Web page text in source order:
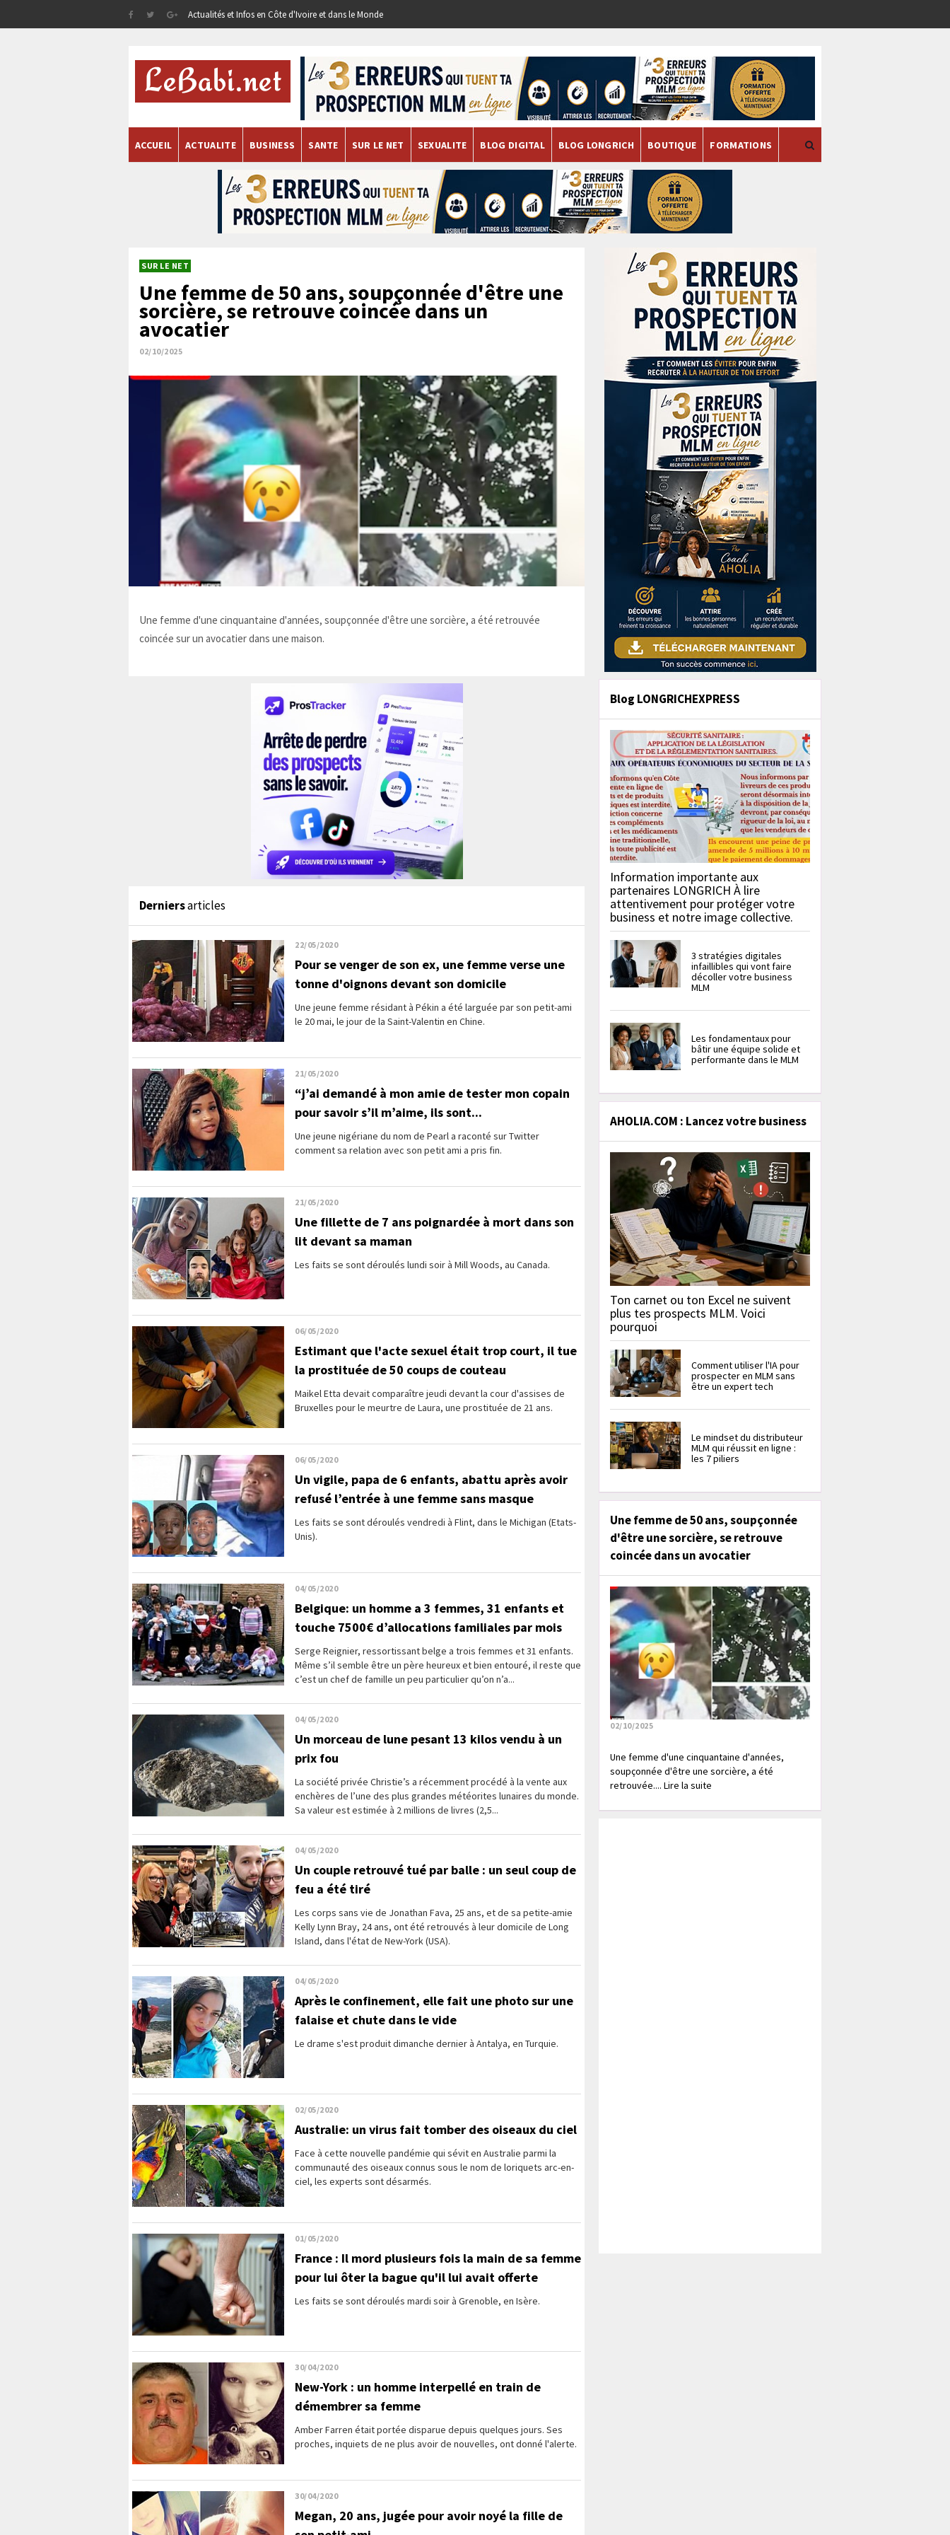
Actualités et Infos en Côte d'Ivoire et dans le Monde
ACCUEIL ACTUALITE BUSINESS SANTE SUR LE NET SEXUALITE BLOG DIGITAL BLOG LONGRICH BOUTIQUE FORMATIONS
SUR LE NET
Une femme de 50 ans, soupçonnée d'être une
sorcière, se retrouve coincée dans un
avocatier
02/10/2025
Une femme d'une cinquantaine d'années, soupçonnée d'être une sorcière, a été retrouvée
coincée sur un avocatier dans une maison.
Derniersarticles
22/05/2020
Pour se venger de son ex, une femme verse une
tonne d'oignons devant son domicile
Une jeune femme résidant à Pékin a été larguée par son petit-ami
le 20 mai, le jour de la Saint-Valentin en Chine.
21/05/2020
“j’ai demandé à mon amie de tester mon copain
pour savoir s’il m’aime, ils sont...
Une jeune nigériane du nom de Pearl a raconté sur Twitter
comment sa relation avec son petit ami a pris fin.
21/05/2020
Une fillette de 7 ans poignardée à mort dans son
lit devant sa maman
Les faits se sont déroulés lundi soir à Mill Woods, au Canada.
06/05/2020
Estimant que l'acte sexuel était trop court, il tue
la prostituée de 50 coups de couteau
Maikel Etta devait comparaître jeudi devant la cour d'assises de
Bruxelles pour le meurtre de Laura, une prostituée de 21 ans.
06/05/2020
Un vigile, papa de 6 enfants, abattu après avoir
refusé l’entrée à une femme sans masque
Les faits se sont déroulés vendredi à Flint, dans le Michigan (Etats-
Unis).
04/05/2020
Belgique: un homme a 3 femmes, 31 enfants et
touche 7500€ d’allocations familiales par mois
Serge Reignier, ressortissant belge a trois femmes et 31 enfants.
Même s’il semble être un père heureux et bien entouré, il reste que
c’est un chef de famille un peu particulier qu’on n’a...
04/05/2020
Un morceau de lune pesant 13 kilos vendu à un
prix fou
La société privée Christie’s a récemment procédé à la vente aux
enchères de l’une des plus grandes météorites lunaires du monde.
Sa valeur est estimée à 2 millions de livres (2,5...
04/05/2020
Un couple retrouvé tué par balle : un seul coup de
feu a été tiré
Les corps sans vie de Jonathan Fava, 25 ans, et de sa petite-amie
Kelly Lynn Bray, 24 ans, ont été retrouvés à leur domicile de Long
Island, dans l'état de New-York (USA).
04/05/2020
Après le confinement, elle fait une photo sur une
falaise et chute dans le vide
Le drame s'est produit dimanche dernier à Antalya, en Turquie.
02/05/2020
Australie: un virus fait tomber des oiseaux du ciel
Face à cette nouvelle pandémie qui sévit en Australie parmi la
communauté des oiseaux connus sous le nom de loriquets arc-en-
ciel, les experts sont désarmés.
01/05/2020
France : Il mord plusieurs fois la main de sa femme
pour lui ôter la bague qu'il lui avait offerte
Les faits se sont déroulés mardi soir à Grenoble, en Isère.
30/04/2020
New-York : un homme interpellé en train de
démembrer sa femme
Amber Farren était portée disparue depuis quelques jours. Ses
proches, inquiets de ne plus avoir de nouvelles, ont donné l'alerte.
30/04/2020
Megan, 20 ans, jugée pour avoir noyé la fille de
Blog LONGRICHEXPRESS
Information importante aux
partenaires LONGRICH À lire
attentivement pour protéger votre
business et notre image collective.
3 stratégies digitales
infaillibles qui vont faire
décoller votre business
MLM
Les fondamentaux pour
bâtir une équipe solide et
performante dans le MLM
AHOLIA.COM : Lancez votre business
Ton carnet ou ton Excel ne suivent
plus tes prospects MLM. Voici
pourquoi
Comment utiliser l'IA pour
prospecter en MLM sans
être un expert tech
Le mindset du distributeur
MLM qui réussit en ligne :
les 7 piliers
Une femme de 50 ans, soupçonnée
d'être une sorcière, se retrouve
coincée dans un avocatier
02/10/2025
Une femme d'une cinquantaine d'années,
soupçonnée d'être une sorcière, a été
retrouvée.... Lire la suite